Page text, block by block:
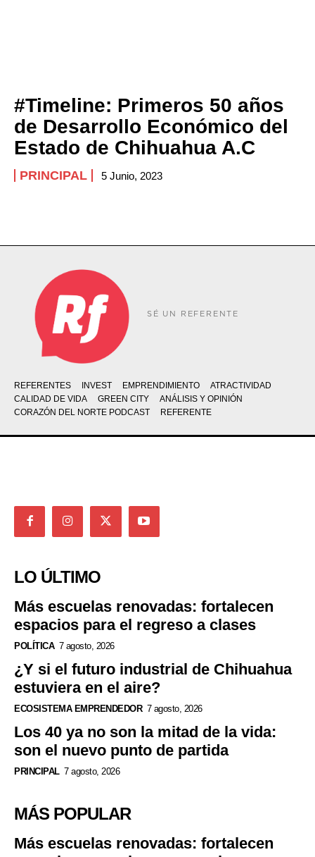
#Timeline: Primeros 50 años
de Desarrollo Económico del
Estado de Chihuahua A.C
PRINCIPAL 5 Junio, 2023
SÉ UN REFERENTE
REFERENTES INVEST EMPRENDIMIENTO
ATRACTIVIDAD
CALIDAD DE VIDA
GREEN CITY
ANÁLISIS Y OPINIÓN
CORAZÓN DEL NORTE PODCAST
REFERENTE
LO ÚLTIMO
Más escuelas renovadas: fortalecen
espacios para el regreso a clases
POLÍTICA 7 agosto, 2026
¿Y si el futuro industrial de Chihuahua
estuviera en el aire?
ECOSISTEMA EMPRENDEDOR 7 agosto, 2026
Los 40 ya no son la mitad de la vida:
son el nuevo punto de partida
PRINCIPAL 7 agosto, 2026
MÁS POPULAR
Más escuelas renovadas: fortalecen